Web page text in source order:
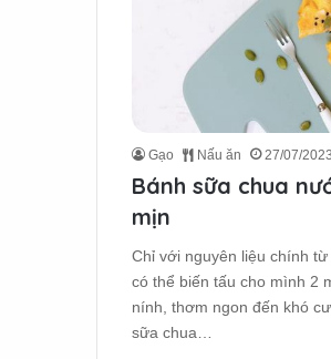
Gạo Nấu ăn 27/07/2023
Bánh sữa chua
mịn
Chỉ với nguyên liệu chính
có thể biến tấu cho mình 2
nính, thơm ngon đến khó
sữa chua…